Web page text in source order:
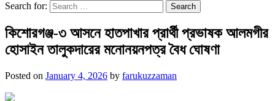
Search for:
কিশোরগঞ্জ-৩ আসনে হাতপাখার প্রার্থী প্রভাষক আলমগীর
হোসাইন তালুকদারের মনোনয়নপত্র বৈধ ঘোষণা
Posted on January 4, 2026 by farukuzzaman